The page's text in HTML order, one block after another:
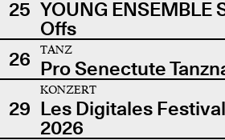
25 YOUNG ENSEMBLE
Offs
26
TANZ
Pro Senectute
29
KONZERT
Les Digitales Festival
2026